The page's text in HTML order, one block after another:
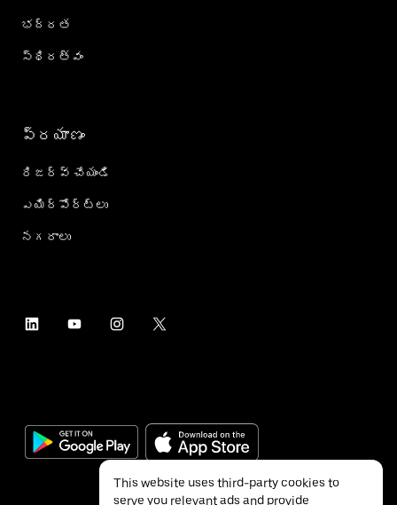
భద్రత
స్థిరత్వం
ప్రయాణం
రిజర్వ్ చేయండి
ఎయిర్؜పోర్ట్؜లు
నగరాలు
This website uses third-party cookies to
serve you relevant ads and provide